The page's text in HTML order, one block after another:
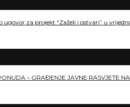
ugovor za projekt “Zaželi i ostvari” u
– GRAĐENJE JAVNE RASVJETE